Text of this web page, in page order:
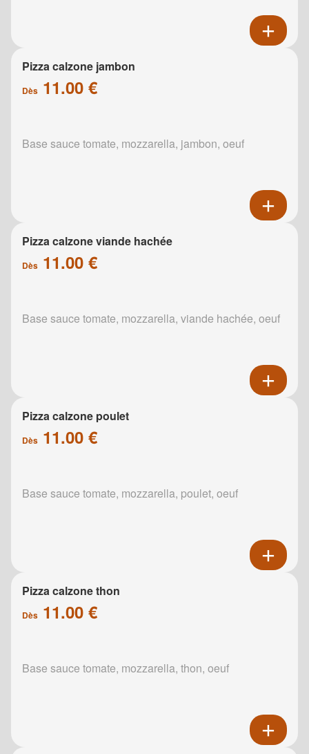
Pizza calzone jambon
Dès 11.00 €
Base sauce tomate, mozzarella, jambon, oeuf
Pizza calzone viande hachée
Dès 11.00 €
Base sauce tomate, mozzarella, viande hachée, oeuf
Pizza calzone poulet
Dès 11.00 €
Base sauce tomate, mozzarella, poulet, oeuf
Pizza calzone thon
Dès 11.00 €
Base sauce tomate, mozzarella, thon, oeuf